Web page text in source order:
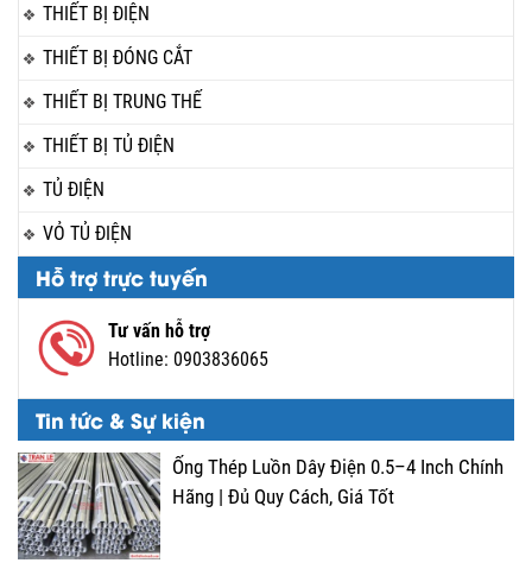
THIẾT BỊ ĐIỆN
THIẾT BỊ ĐÓNG CẮT
THIẾT BỊ TRUNG THẾ
THIẾT BỊ TỦ ĐIỆN
TỦ ĐIỆN
VỎ TỦ ĐIỆN
Hỗ trợ trực tuyến
Tư vấn hỗ trợ
Hotline: 0903836065
Tin tức & Sự kiện
Ống Thép Luồn Dây Điện 0.5–4 Inch Chính
Hãng | Đủ Quy Cách, Giá Tốt